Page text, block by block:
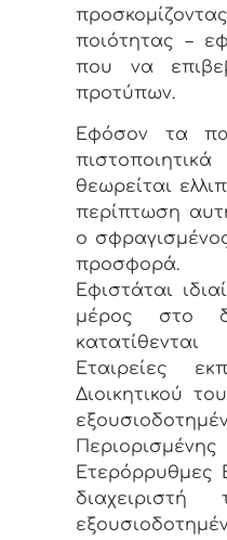
ποιότητας –
που να
προτύπων.
Εφόσον τα
θεωρείται
περίπτωση
ο
προσφορά.
Εφιστάται
μέρος στο
Εταιρείες
Διοικητικού
Ετερόρρυθμες